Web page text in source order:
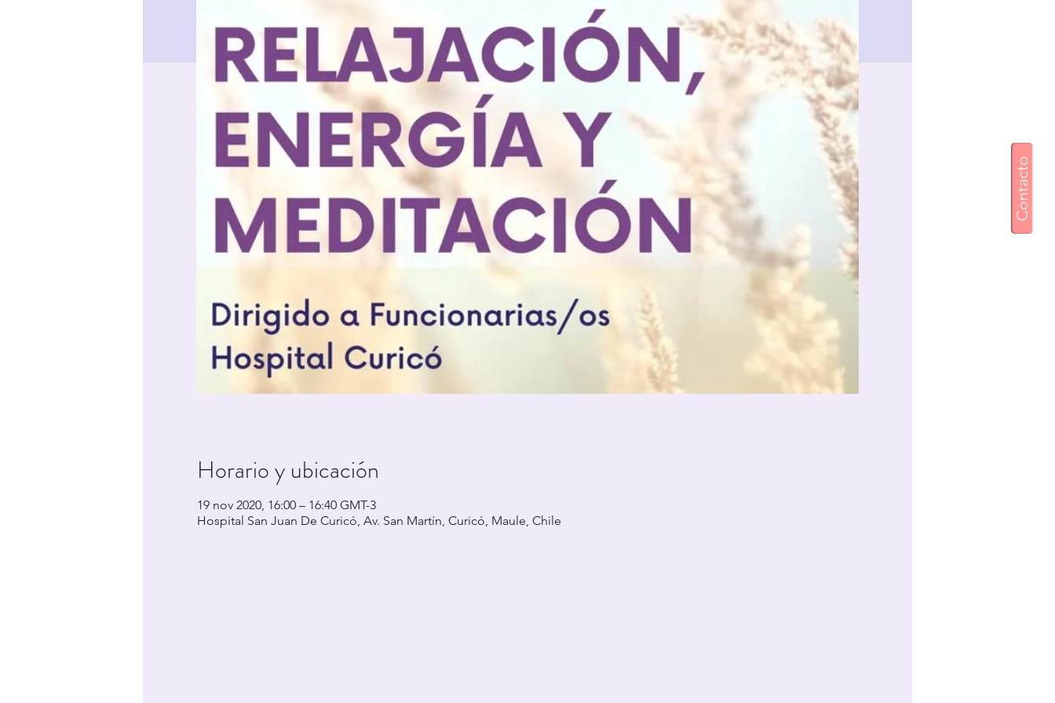
Contacto
Horario y ubicación
19 nov 2020, 16:00 – 16:40 GMT-3
Hospital San Juan De Curicó, Av. San Martín, Curicó, Maule, Chile